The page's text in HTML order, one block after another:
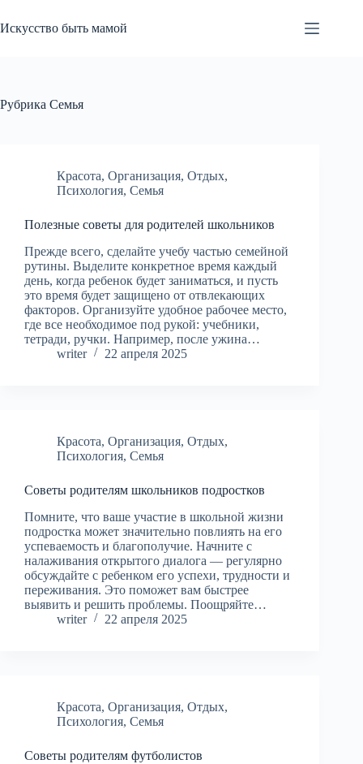
к
сути
Искусство быть мамой
Рубрика Семья
Красота, Организация, Отдых,
Психология, Семья
Полезные советы для родителей школьников
Прежде всего, сделайте учебу частью семейной
рутины. Выделите конкретное время каждый
день, когда ребенок будет заниматься, и пусть
это время будет защищено от отвлекающих
факторов. Организуйте удобное рабочее место,
где все необходимое под рукой: учебники,
тетради, ручки. Например, после ужина…
writer
22 апреля 2025
Красота, Организация, Отдых,
Психология, Семья
Советы родителям школьников подростков
Помните, что ваше участие в школьной жизни
подростка может значительно повлиять на его
успеваемость и благополучие. Начните с
налаживания открытого диалога — регулярно
обсуждайте с ребенком его успехи, трудности и
переживания. Это поможет вам быстрее
выявить и решить проблемы. Поощряйте…
writer
22 апреля 2025
Красота, Организация, Отдых,
Психология, Семья
Советы родителям футболистов